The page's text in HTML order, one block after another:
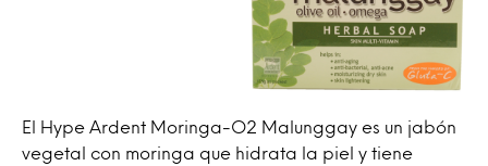
El Hype Ardent Moringa-O2 Malunggay es un jabón
vegetal con moringa que hidrata la piel y tiene